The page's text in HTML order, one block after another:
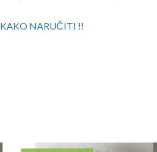
KAKO NARUČITI !!